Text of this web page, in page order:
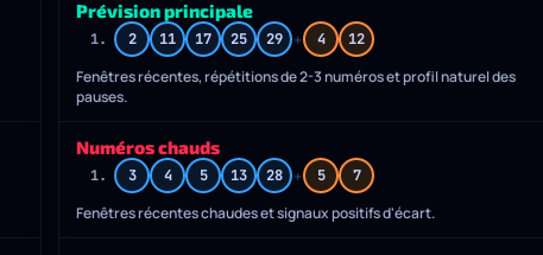
Prévision principale
1. 2 11 17 25 29 + 4 12
Fenêtres récentes, répétitions de 2-3 numéros et profil naturel des
pauses.
Numéros chauds
1. 3 4 5 13 28 + 5 7
Fenêtres récentes chaudes et signaux positifs d'écart.